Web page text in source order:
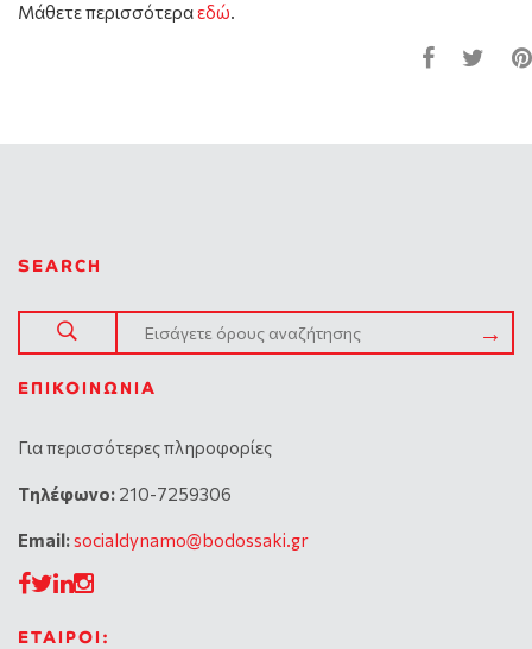
Μάθετε περισσότεραεδώ.
SEARCH
ΕΠΙΚΟΙΝΩΝΊΑ
Για περισσότερες πληροφορίες
Tηλέφωνο: 210-7259306
Email:socialdynamo@bodossaki.gr
ΕΤΑΙΡΟΙ: